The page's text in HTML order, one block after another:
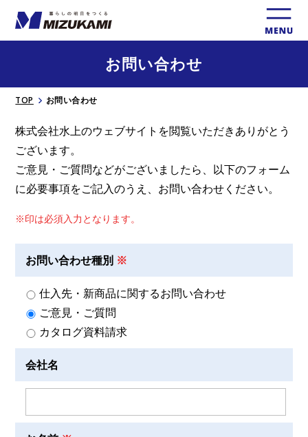
お問い合わせ
TOP お問い合わせ
株式会社⽔上のウェブサイトを閲覧いただきありがとう
ございます。
ご意⾒・ご質問などがございましたら、以下のフォーム
に必要事項をご記入のうえ、お問い合わせください。
※印は必須入⼒となります。
お問い合わせ種別
仕入先・新商品に関するお問い合わせ
ご意見・ご質問
カタログ資料請求
会社名